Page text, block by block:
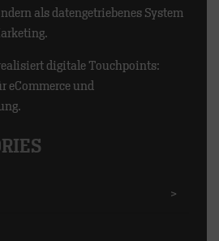
als datengetriebenes System
digitale Touchpoints:
eCommerce und
>